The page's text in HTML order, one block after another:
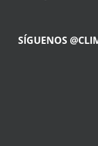
SÍGUENOS